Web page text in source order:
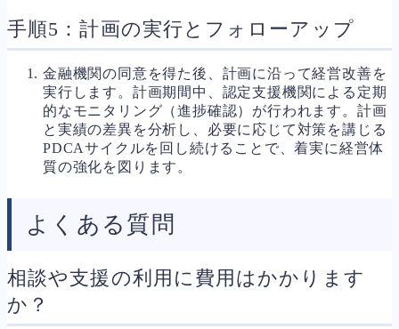
手順5：計画の実行とフォローアップ
金融機関の同意を得た後、計画に沿って経営改善を
実行します。計画期間中、認定支援機関による定期
的なモニタリング（進捗確認）が行われます。計画
と実績の差異を分析し、必要に応じて対策を講じる
PDCAサイクルを回し続けることで、着実に経営体
質の強化を図ります。
よくある質問
相談や支援の利用に費用はかかります
か？